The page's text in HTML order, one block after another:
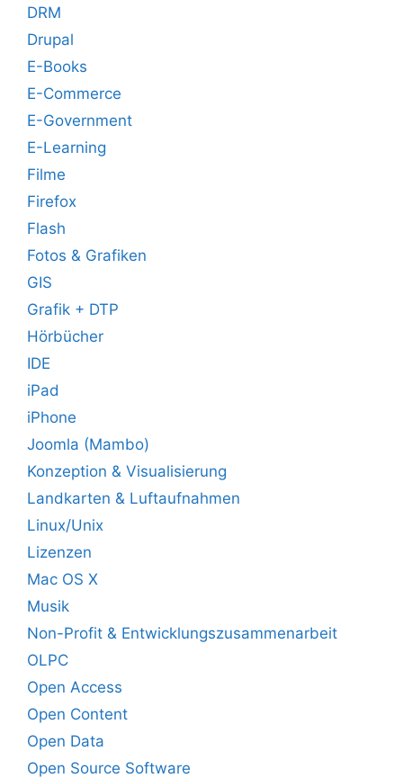
DRM
Drupal
E-Books
E-Commerce
E-Government
E-Learning
Filme
Firefox
Flash
Fotos & Grafiken
GIS
Grafik + DTP
Hörbücher
IDE
iPad
iPhone
Joomla (Mambo)
Konzeption & Visualisierung
Landkarten & Luftaufnahmen
Linux/Unix
Lizenzen
Mac OS X
Musik
Non-Profit & Entwicklungszusammenarbeit
OLPC
Open Access
Open Content
Open Data
Open Source Software